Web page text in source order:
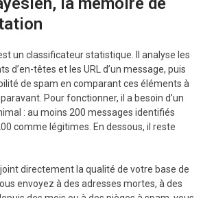
un classificateur statistique. Il analyse les
d’en-têtes et les URL d’un message, puis
de spam en comparant ces éléments à
Pour fonctionner, il a besoin d’un
: au moins 200 messages identifiés
comme légitimes. En dessous, il reste
directement la qualité de votre base de
envoyez à des adresses mortes, à des